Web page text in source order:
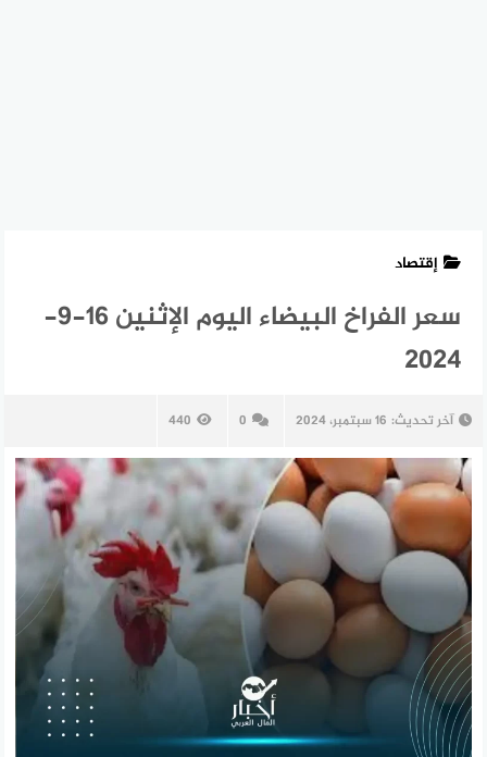
إقتصاد
سعر الفراخ البيضاء اليوم الإثنين 16-9-
2024
آخر تحديث: 16 سبتمبر، 2024 0
440